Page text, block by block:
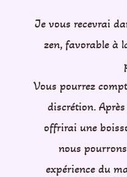
Je vous recevrai
zen, favorable à
Vous pourrez
discrétion.
offrirai une
nous
expérience du